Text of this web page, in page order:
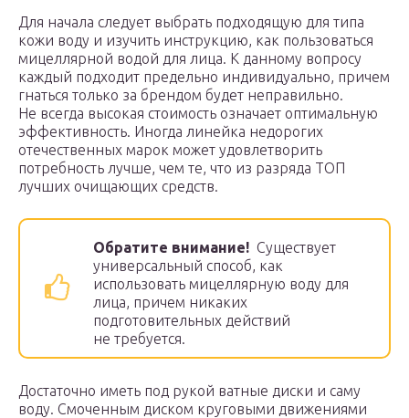
Для начала следует выбрать подходящую для типа
кожи воду и изучить инструкцию, как пользоваться
мицеллярной водой для лица. К данному вопросу
каждый подходит предельно индивидуально, причем
гнаться только за брендом будет неправильно.
Не всегда высокая стоимость означает оптимальную
эффективность. Иногда линейка недорогих
отечественных марок может удовлетворить
потребность лучше, чем те, что из разряда ТОП
лучших очищающих средств.
Обратите внимание! Существует
универсальный способ, как
использовать мицеллярную воду для
лица, причем никаких
подготовительных действий
не требуется.
Достаточно иметь под рукой ватные диски и саму
воду. Смоченным диском круговыми движениями